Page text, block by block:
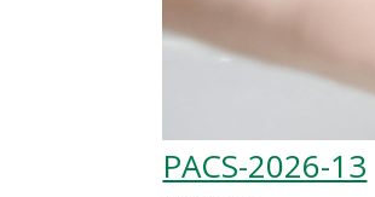
PACS-2026-13